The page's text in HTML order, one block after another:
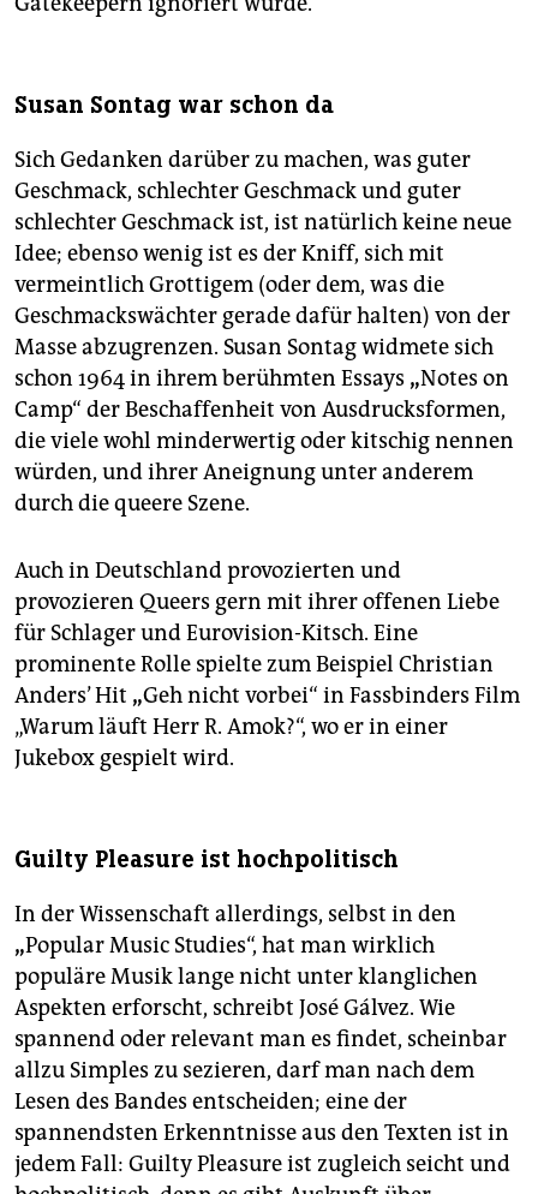
Susan Sontag war schon da
Sich Gedanken darüber zu machen, was guter
Geschmack, schlechter Geschmack und guter
schlechter Geschmack ist, ist natürlich keine neue
Idee; ebenso wenig ist es der Kniff, sich mit
vermeintlich Grottigem (oder dem, was die
Geschmackswächter gerade dafür halten) von der
Masse abzugrenzen. Susan Sontag widmete sich
schon 1964 in ihrem berühmten Essays „Notes on
Camp“ der Beschaffenheit von Ausdrucksformen,
die viele wohl minderwertig oder kitschig nennen
würden, und ihrer Aneignung unter anderem
durch die queere Szene.
Auch in Deutschland provozierten und
provozieren Queers gern mit ihrer offenen Liebe
für Schlager und Eurovision-Kitsch. Eine
prominente Rolle spielte zum Beispiel Christian
Anders’ Hit „Geh nicht vorbei“ in Fassbinders Film
„Warum läuft Herr R. Amok?“, wo er in einer
Jukebox gespielt wird.
Guilty Pleasure ist hochpolitisch
In der Wissenschaft allerdings, selbst in den
„Popular Music Studies“, hat man wirklich
populäre Musik lange nicht unter klanglichen
Aspekten erforscht, schreibt José Gálvez. Wie
spannend oder relevant man es findet, scheinbar
allzu Simples zu sezieren, darf man nach dem
Lesen des Bandes entscheiden; eine der
spannendsten Erkenntnisse aus den Texten ist in
jedem Fall: Guilty Pleasure ist zugleich seicht und